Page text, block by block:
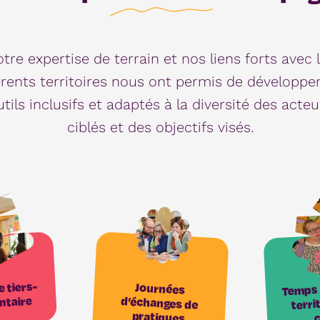
expertise de terrain et nos liens forts avec
territoires nous ont permis de
inclusifs et adaptés à la diversité des
ciblés et des objectifs visés.
tiers- Journées
d’échanges de